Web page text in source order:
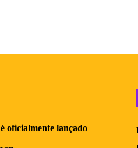
oficialmente lançado